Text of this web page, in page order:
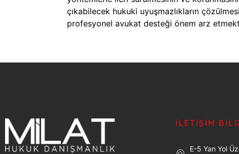
çıkabilecek hukuki uyuşmazlıkların
profesyonel avukat desteği önem arz
İLETIŞIM
E-5 Yan Yol